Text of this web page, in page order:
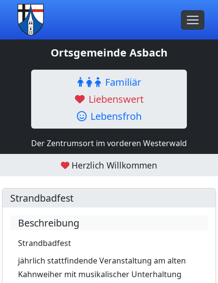
Ortsgemeinde Asbach
Familiär
Liebenswert
Lebensfroh
Der Zentrumsort im vorderen Westerwald
Herzlich Willkommen
Strandbadfest
Beschreibung
Strandbadfest
jährlich stattfindende Veranstaltung am alten
Kahnweiher mit musikalischer Unterhaltung